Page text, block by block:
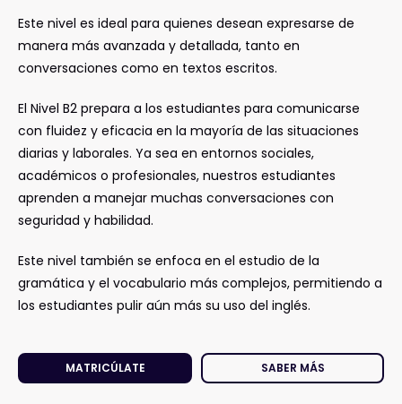
Este nivel es ideal para quienes desean expresarse de
manera más avanzada y detallada, tanto en
conversaciones como en textos escritos.
El Nivel B2 prepara a los estudiantes para comunicarse
con fluidez y eficacia en la mayoría de las situaciones
diarias y laborales. Ya sea en entornos sociales,
académicos o profesionales, nuestros estudiantes
aprenden a manejar muchas conversaciones con
seguridad y habilidad.
Este nivel también se enfoca en el estudio de la
gramática y el vocabulario más complejos, permitiendo a
los estudiantes pulir aún más su uso del inglés.
MATRICÚLATE SABER MÁS